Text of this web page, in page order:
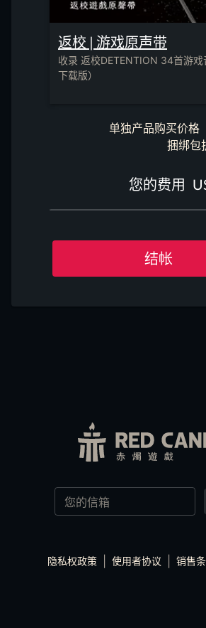
返校 | 游戏原声带
收录 返校DETENTION 34首游戏
下载版）
单独产品购买价格
捆绑包
您的费用
结帐
隐私权政策 使用者协议 销售